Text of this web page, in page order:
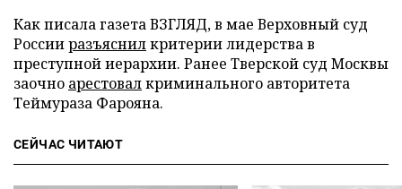
Как писала газета ВЗГЛЯД, в мае Верховный суд
Россииразъяснилкритерии лидерства в
преступной иерархии. Ранее Тверской суд Москвы
заочно арестовалкриминального авторитета
Теймураза Фарояна.
СЕЙЧАС ЧИТАЮТ